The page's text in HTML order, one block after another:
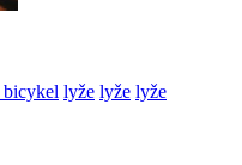
lyže lyže lyže